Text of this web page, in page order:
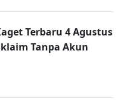
Terbaru 4 Agustus
Tanpa Akun